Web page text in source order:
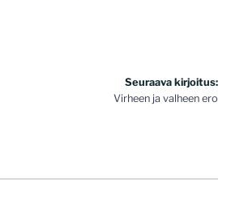
Seuraava kirjoitus:
Virheen ja valheen ero